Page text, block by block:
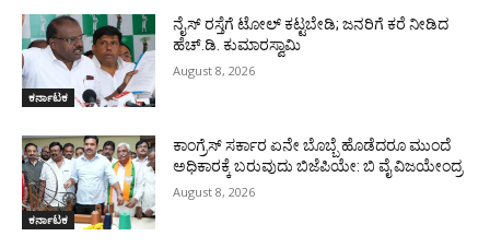
ಕರ್ನಾಟಕ
ನೈಸ್ ರಸ್ತೆಗೆ ಟೋಲ್ ಕಟ್ಟಬೇಡಿ; ಜನರಿಗೆ ಕರೆ ನೀಡಿದ
ಹೆಚ್.ಡಿ. ಕುಮಾರಸ್ವಾಮಿ
August 8, 2026
ಕರ್ನಾಟಕ
ಕಾಂಗ್ರೆಸ್ ಸರ್ಕಾರ ಏನೇ ಬೊಬ್ಬೆ ಹೊಡೆದರೂ ಮುಂದೆ
ಅಧಿಕಾರಕ್ಕೆ ಬರುವುದು ಬಿಜೆಪಿಯೇ: ಬಿ ವೈ ವಿಜಯೇಂದ್ರ
August 8, 2026